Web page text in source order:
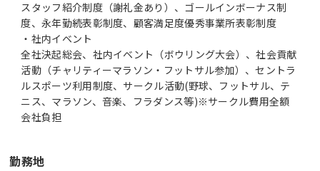
スタッフ紹介制度（謝礼金あり）、ゴールインボーナス制
度、永年勤続表彰制度、顧客満足度優秀事業所表彰制度
・社内イベント
全社決起総会、社内イベント（ボウリング大会）、社会貢献
活動（チャリティーマラソン・フットサル参加）、セントラ
ルスポーツ利用制度、サークル活動(野球、フットサル、テ
ニス、マラソン、音楽、フラダンス等)※サークル費用全額
会社負担
勤務地